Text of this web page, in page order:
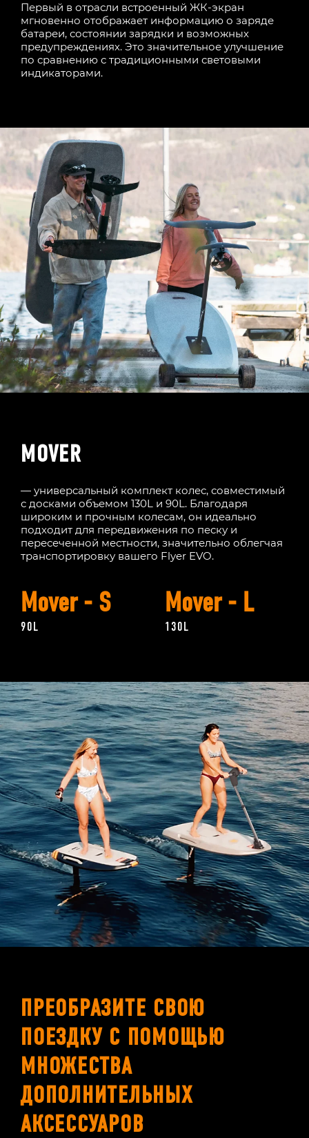
Первый в отрасли встроенный ЖК-экран
мгновенно отображает информацию о заряде
батареи, состоянии зарядки и возможных
предупреждениях. Это значительное улучшение
по сравнению с традиционными световыми
индикаторами.
MOVER
— универсальный комплект колес, совместимый
с досками объемом 130L и 90L. Благодаря
широким и прочным колесам, он идеально
подходит для передвижения по песку и
пересеченной местности, значительно облегчая
транспортировку вашего Flyer EVO.
Mover - S
90L
Mover - L
130L
ПРЕОБРАЗИТЕ СВОЮ
ПОЕЗДКУ С ПОМОЩЬЮ
МНОЖЕСТВА
ДОПОЛНИТЕЛЬНЫХ
АКСЕССУАРОВ